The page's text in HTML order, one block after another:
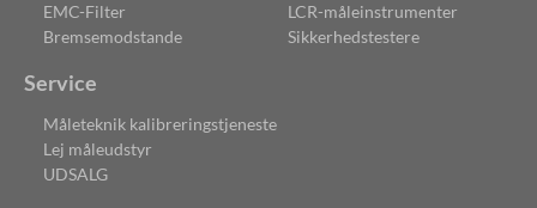
EMC-Filter
Bremsemodstande
LCR-måleinstrumenter
Sikkerhedstestere
Service
Måleteknik kalibreringstjeneste
Lej måleudstyr
UDSALG